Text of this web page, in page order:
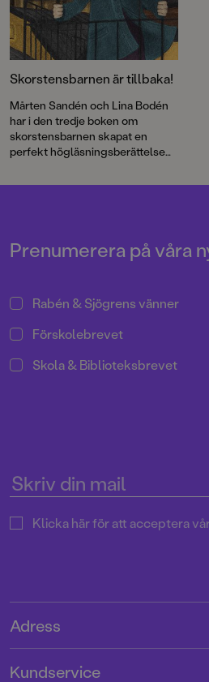
Skorstensbarnen är tillbaka!
Mårten Sandén och Lina Bodén
har i den tredje boken om
skorstensbarnen skapat en
perfekt högläsningsberättelse
Prenumerera på våra
Rabén & Sjögrens vänner
Förskolebrevet
Skola & Biblioteksbrevet
Klicka här för att acceptera
Adress
Kundservice